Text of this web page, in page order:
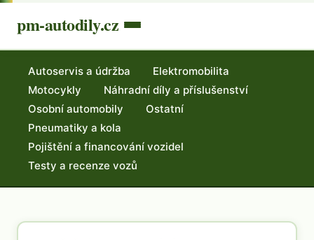
pm-autodily.cz
Autoservis a údržba
Elektromobilita
Motocykly
Náhradní díly a příslušenství
Osobní automobily
Ostatní
Pneumatiky a kola
Pojištění a financování vozidel
Testy a recenze vozů